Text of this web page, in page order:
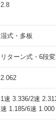
2.8
湿式・多板
リターン式・6段
2.062
1速 3.336/2速
速 1.185/6速 1.000